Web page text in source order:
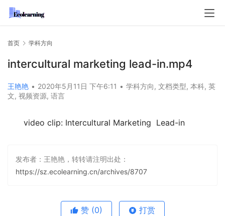
首页 学科方向
intercultural marketing lead-in.mp4
王艳艳 • 2020年5月11日 下午6:11 • 学科方向, 文档类型, 本科, 英
文, 视频资源, 语言
video clip: Intercultural Marketing  Lead-in
发布者：王艳艳，转转请注明出处：
https://sz.ecolearning.cn/archives/8707
赞 (0) 打赏